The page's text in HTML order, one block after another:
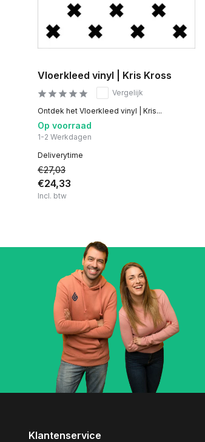
Vloerkleed vinyl | Kris Kross
Vergelijk
Ontdek het Vloerkleed vinyl | Kris...
Op voorraad
1-2 Werkdagen
Deliverytime
€27,03
€24,33
Incl. btw
Klantenservice